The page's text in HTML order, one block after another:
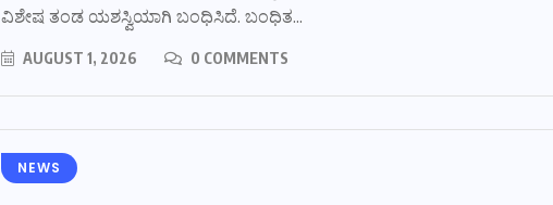
ವಿಶೇಷ ತಂಡ ಯಶಸ್ವಿಯಾಗಿ ಬಂಧಿಸಿದೆ. ಬಂಧಿತ...
AUGUST 1, 2026 0 COMMENTS
NEWS